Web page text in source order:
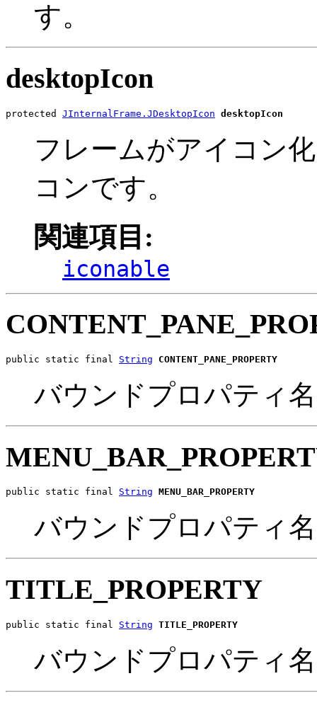
す。
desktopIcon
protected JInternalFrame.JDesktopIcon desktopIcon
フレームがアイコン
コンです。
関連項目:
iconable
public static final String CONTENT_PANE_PROPERTY
バウンドプロパティ
public static final String MENU_BAR_PROPERTY
バウンドプロパティ
TITLE_PROPERTY
public static final String TITLE_PROPERTY
バウンドプロパティ